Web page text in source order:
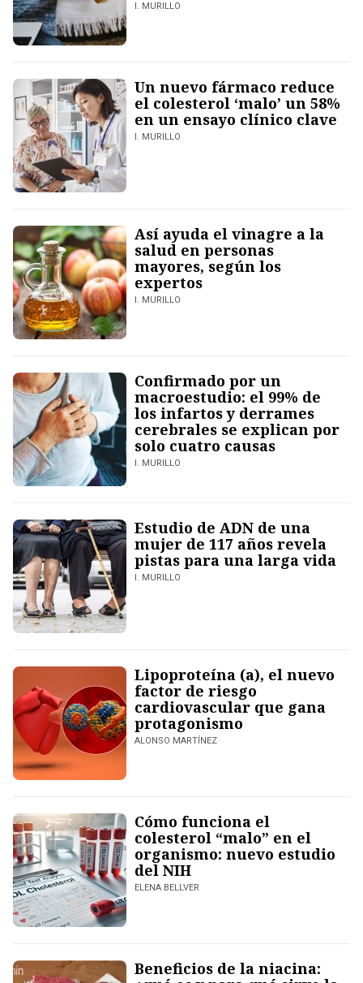
I. MURILLO
Un nuevo fármaco reduce
el colesterol ‘malo’ un 58%
en un ensayo clínico clave
I. MURILLO
Así ayuda el vinagre a la
salud en personas
mayores, según los
expertos
I. MURILLO
Confirmado por un
macroestudio: el 99% de
los infartos y derrames
cerebrales se explican por
solo cuatro causas
I. MURILLO
Estudio de ADN de una
mujer de 117 años revela
pistas para una larga vida
I. MURILLO
Lipoproteína (a), el nuevo
factor de riesgo
cardiovascular que gana
protagonismo
ALONSO MARTÍNEZ
Cómo funciona el
colesterol “malo” en el
organismo: nuevo estudio
del NIH
ELENA BELLVER
Beneficios de la niacina: